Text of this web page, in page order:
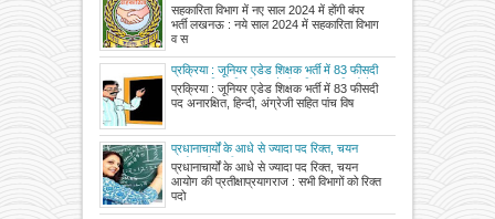
सहकारिता विभाग में नए साल 2024 में होंगी बंपर
भर्ती लखनऊ : नये साल 2024 में सहकारिता विभाग
व स
प्रक्रिया : जूनियर एडेड शिक्षक भर्ती में 83 फीसदी
पद अनारक्षित, हिन्दी, अंग्रेजी सहित पांच विषयों के
कुल 1262 पदों पर की जानी है भर्ती, अभ्यर्थियों को
15 फरवरी तकग्रहण कराया जाएगा कार्यभार
प्रक्रिया : जूनियर एडेड शिक्षक भर्ती में 83 फीसदी
पद अनारक्षित, हिन्दी, अंग्रेजी सहित पांच विष
प्रधानाचार्यों के आधे से ज्यादा पद रिक्त, चयन
आयोग की प्रतीक्षा
प्रधानाचार्यों के आधे से ज्यादा पद रिक्त, चयन
आयोग की प्रतीक्षाप्रयागराज : सभी विभागों को रिक्त
पदो